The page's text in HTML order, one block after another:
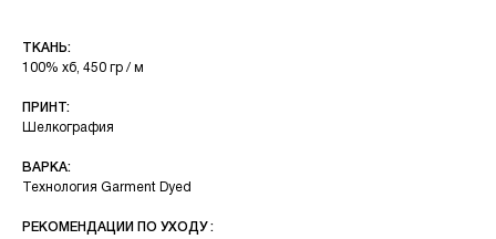
ТКАНЬ:
100% хб, 450 гр / м
ПРИНТ:
Шелкография
ВАРКА:
Технология Garment Dyed
РЕКОМЕНДАЦИИ ПО УХОДУ :